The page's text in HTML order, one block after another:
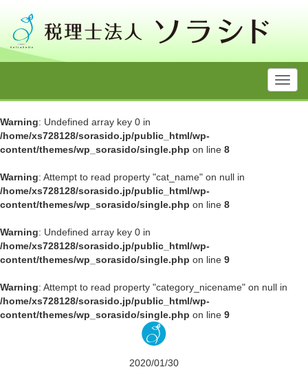
Warning: Undefined array key 0 in
/home/xs728128/sorasido.jp/public_html/wp-
content/themes/wp_sorasido/single.php on line 8
Warning: Attempt to read property "cat_name" on null in
/home/xs728128/sorasido.jp/public_html/wp-
content/themes/wp_sorasido/single.php on line 8
Warning: Undefined array key 0 in
/home/xs728128/sorasido.jp/public_html/wp-
content/themes/wp_sorasido/single.php on line 9
Warning: Attempt to read property "category_nicename" on null in
/home/xs728128/sorasido.jp/public_html/wp-
content/themes/wp_sorasido/single.php on line 9
2020/01/30